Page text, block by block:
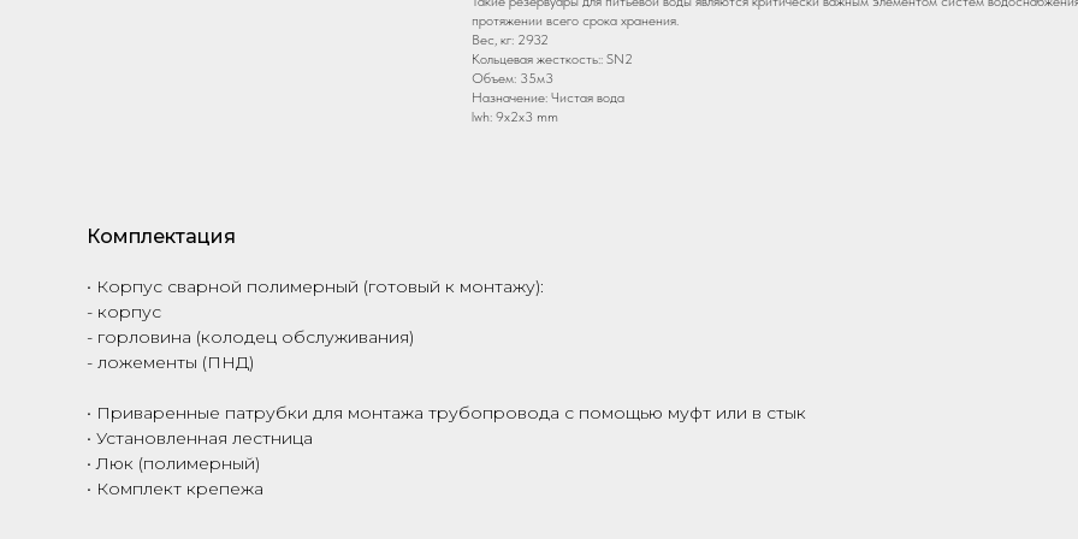
протяжении всего срока хранения.
Вес, кг: 2932
Кольцевая жесткость:: SN2
Объем: 35м3
Назначение: Чистая вода
lwh: 9x2x3 mm
Комплектация
• Корпус сварной полимерный (готовый к монтажу):
- корпус
- горловина (колодец обслуживания)
- ложементы (ПНД)
• Приваренные патрубки для монтажа трубопровода с помощью муфт или в стык
• Установленная лестница
• Люк (полимерный)
• Комплект крепежа